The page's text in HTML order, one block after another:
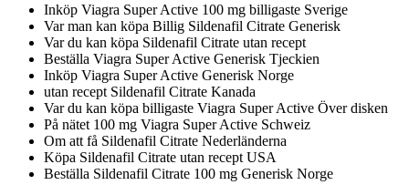
Inköp Viagra Super Active 100 mg billigaste Sverige
Var man kan köpa Billig Sildenafil Citrate Generisk
Var du kan köpa Sildenafil Citrate utan recept
Beställa Viagra Super Active Generisk Tjeckien
Inköp Viagra Super Active Generisk Norge
utan recept Sildenafil Citrate Kanada
Var du kan köpa billigaste Viagra Super Active Över disken
På nätet 100 mg Viagra Super Active Schweiz
Om att få Sildenafil Citrate Nederländerna
Köpa Sildenafil Citrate utan recept USA
Beställa Sildenafil Citrate 100 mg Generisk Norge